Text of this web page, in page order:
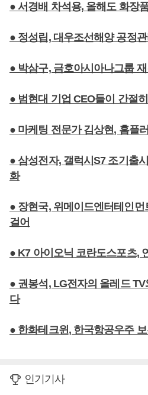
● 서경배 차석용, 올해도 화장
● 정성립, 대우조선해양 공정
● 박삼구, 금호아시아나그룹
● 범현대 기업 CEO들이 간절
● 마케팅 전문가 김상현, 홈플
● 삼성전자, 갤럭시S7 조기출
화
● 장현국, 위메이드엔터테인
걸어
● K7 아이오닉 코란도스포츠,
● 권봉석, LG전자의 올레드
다
● 한화테크윈, 한국항공우주
인기기사